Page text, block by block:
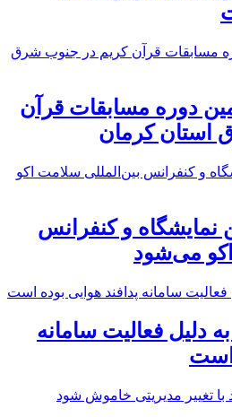
دوره مسابقات قرآن
استان کرمان
نمایشگاه و کنفرانس
می‌شود
دلیل فعالیت سامانه
است